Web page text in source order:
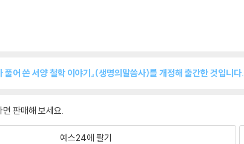
풀어 쓴 서양 철학 이야기』(생명의말씀사)를 개정해 출간한 것입니다.
판매해 보세요.
예스24에 팔기